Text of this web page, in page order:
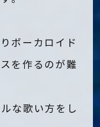
ボーカロイド
を作るのが難
な歌い方をし